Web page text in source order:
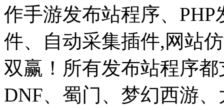
作手游发布站程序、
件、自动采集插件,网站
双赢！所有发布站程序
DNF、蜀门、梦幻西游